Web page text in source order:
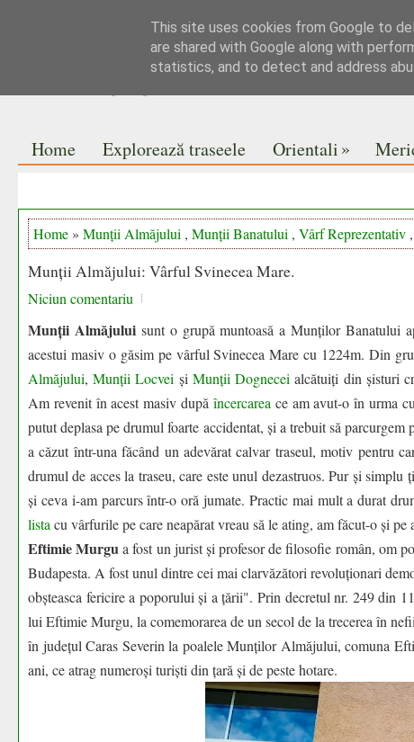
Jurnal de drumeții
Home Explorează traseele Orientali»
Home » Munții Almăjului , Munții Banatului , Vârf Reprezentativ ,
Munții Almăjului: Vârful Svinecea Mare.
Niciun comentariu
Munții Almăjuluisunt o grupă muntoasă a Munților Banatului
acestui masiv o găsim pe vârful Svinecea Mare cu 1224m. Din
Almăjului,Munții Locvei și Munții Dognecei alcătuiți din șisturi
Am revenit în acest masiv după încercarea ce am avut-o în urma
putut deplasa pe drumul foarte accidentat, și a trebuit să
a căzut într-una făcând un adevărat calvar traseul, motiv pentru
drumul de acces la traseu, care este unul dezastruos. Pur și
și ceva i-am parcurs într-o oră jumate. Practic mai mult a durat
lista cu vârfurile pe care neapărat vreau să le ating, am făcut-o și
Eftimie Murgua fost un jurist și profesor de filosofie român, om
Budapesta. A fost unul dintre cei mai clarvăzători revoluționari
obșteasca fericire a poporului și a țării". Prin decretul nr. 249 din
lui Eftimie Murgu, la comemorarea de un secol de la trecerea în
în județul Caras Severin la poalele Munților Almăjului, comuna
ani, ce atrag numeroși turiști din țară și de peste hotare.
This site uses cookies from Google to
are shared with Google along with
statistics, and to detect and address